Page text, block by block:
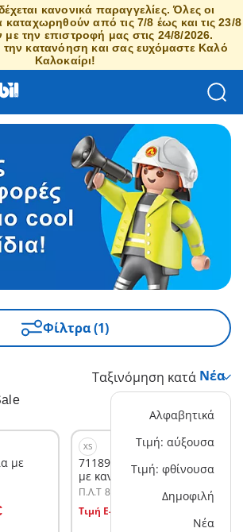
κανονικά παραγγελίες. Όλες οι
από τις 7/8 έως και τις 23/8
με την επιστροφή μας στις 24/8/2026.
την κατανόηση και σας ευχόμαστε Καλό
Καλοκαίρι!
Φίλτρα (1)
Ταξινόμηση κατά
Αλφαβητικά
Τιμή: αύξουσα
Τιμή: φθίνουσα
Δημοφιλή
Νέα
με
XS
71189 - Gift Set Πειρατής
με κανόνι
Π.Λ.T 8,99 €
Τιμή E-shop